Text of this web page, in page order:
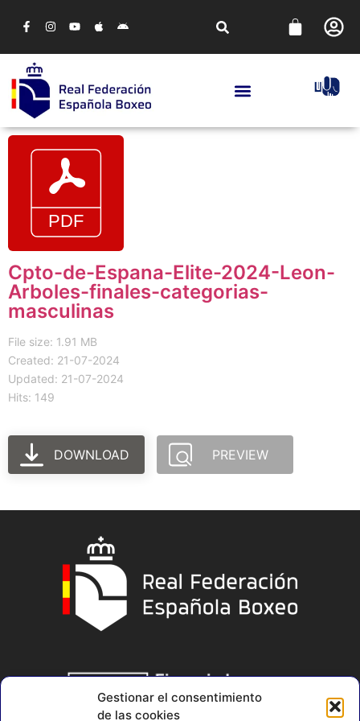
Gestionar el consentimiento
de las cookies
Cpto-de-Espana-Elite-2024-Leon-
Arboles-finales-categorias-
masculinas
File size: 1.91 MB
Created: 21-07-2024
Updated: 21-07-2024
Hits: 149
DOWNLOAD PREVIEW